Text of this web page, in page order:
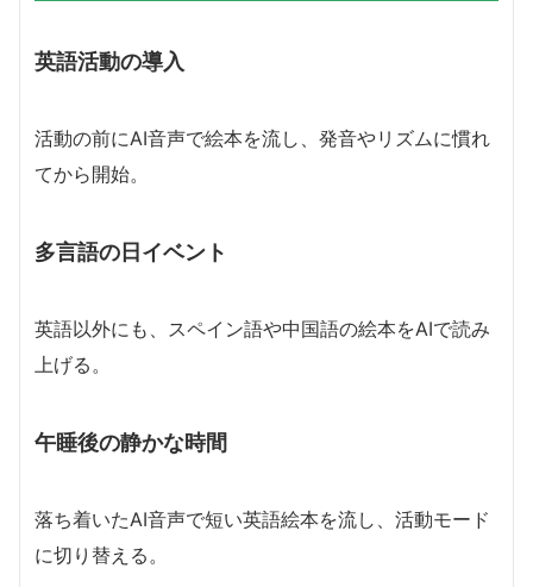
英語活動の導入
活動の前にAI音声で絵本を流し、発音やリズムに慣れ
てから開始。
多言語の日イベント
英語以外にも、スペイン語や中国語の絵本をAIで読み
上げる。
午睡後の静かな時間
落ち着いたAI音声で短い英語絵本を流し、活動モード
に切り替える。